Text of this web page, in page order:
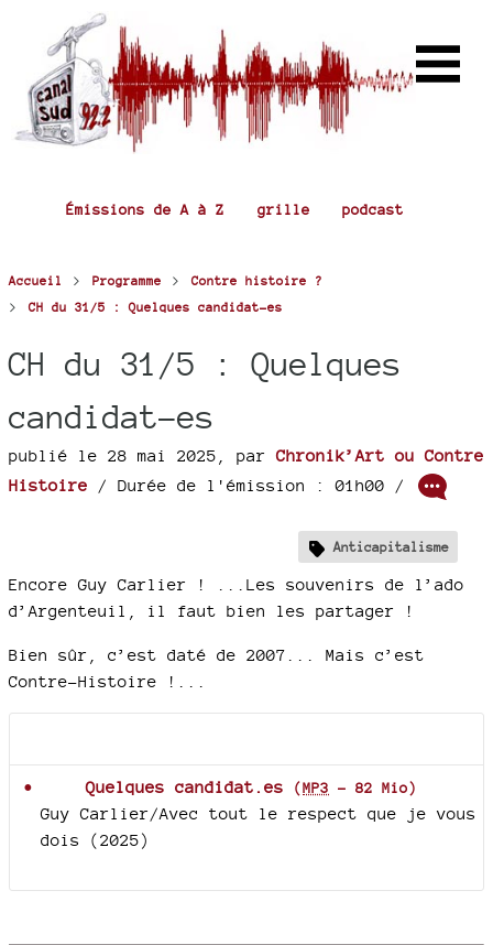
Émissions de A à Z grille podcast
Accueil > Programme > Contre histoire ?
> CH du 31/5 : Quelques candidat-es
CH du 31/5 : Quelques
candidat-es
publié le 28 mai 2025 parChronik’Art ou Contre
Histoire
/ Durée de l'émission : 01h00 /
Anticapitalisme
Encore Guy Carlier ! ...Les souvenirs de l’ado
d’Argenteuil, il faut bien les partager !
Bien sûr, c’est daté de 2007... Mais c’est
Contre-Histoire !...
Quelques candidat.es (MP3 - 82 Mio)
Guy Carlier/Avec tout le respect que je vous
dois (2025)